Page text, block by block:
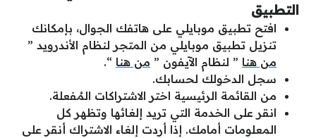
التطبيق
افتح تطبيق موبايلي على هاتفك الجوال، بإمكانك
تنزيل تطبيق موبايلي من المتجر لنظام الأندرويد ”
من هنا ” لنظام الآيفون ” من هنا “.
سجل الدخولك لحسابك.
من القائمة الرئيسية اختر الاشتراكات المُفعلة.
انقر على الخدمة التي تريد إلغائها وتظهر كل
المعلومات أمامك. إذا أردت إلغاء الاشتراك أنقر على